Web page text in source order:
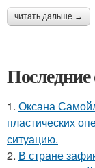
читать дальше →
Последние
1. Оксана
пластических
ситуацию.
2. В стране